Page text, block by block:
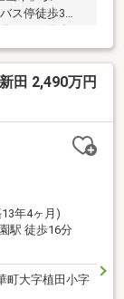
ス停徒歩3
◆建物34.37坪◆
約11.4ｍ◆前
ッドデッキ◆ル
良好◆閑静な
田 2,490万円
年4ヶ月)
駅 徒歩16分
町大字植田小字